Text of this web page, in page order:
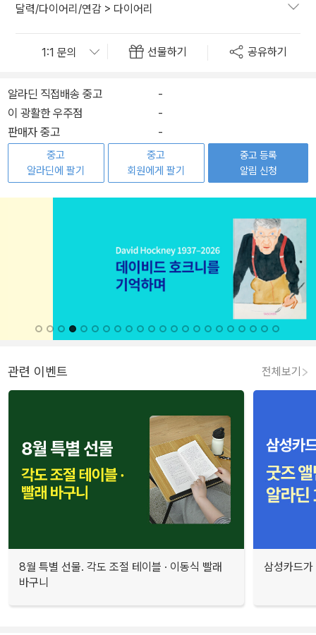
달력/다이어리/연감 > 다이어리
선물하기 공유하기
알라딘 직접배송 중고
-
이 광활한 우주점
-
판매자 중고
-
중고
알라딘에 팔기
중고
회원에게 팔기
중고 등록
알림 신청
관련 이벤트 전체보기
8월 특별 선물. 각도 조절 테이블 · 이동식 빨래
바구니
삼성카드